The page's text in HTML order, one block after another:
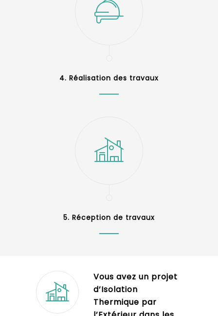
4. Réalisation des travaux
5. Réception de travaux
Vous avez un projet
d’Isolation
Thermique par